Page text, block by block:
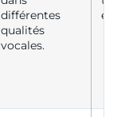
différentes
qualités
vocales.